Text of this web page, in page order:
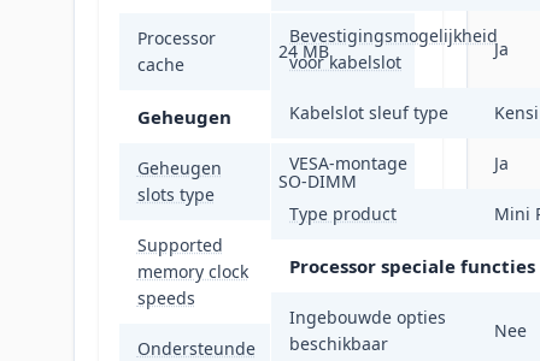
Processor
cache
24 MB
Geheugen
Geheugen
slots type
SO-DIMM
Supported
memory clock
speeds
4800 MHz
Ondersteunde
Bevestigingsmogelijkheid
voor kabelslot
Ja
Kabelslot sleuf type
VESA-montage Ja
Type product Mini
Processor speciale functies
Ingebouwde opties
beschikbaar
Nee